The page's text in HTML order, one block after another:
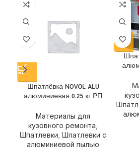
Шпатлёвка NOVOL ALU
алюминиевая 0.25 кг РП
Материалы для
кузовного ремонта
Шпатлевки Шпатлевки с
алюминиевой пылью